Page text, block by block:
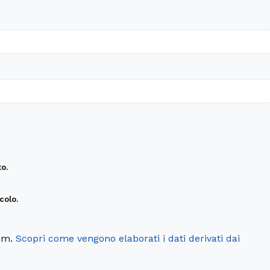
Scopri come vengono elaborati i dati derivati dai